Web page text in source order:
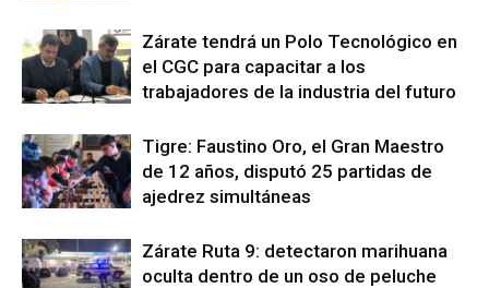
Zárate tendrá un Polo Tecnológico en
el CGC para capacitar a los
trabajadores de la industria del futuro
Tigre: Faustino Oro, el Gran Maestro
de 12 años, disputó 25 partidas de
ajedrez simultáneas
Zárate Ruta 9: detectaron marihuana
oculta dentro de un oso de peluche